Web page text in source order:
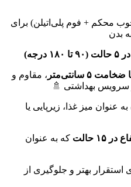
محکم + فوم پلی‌اتیلن) برای
بدن
، مقاوم و
بهداشتی 🚿
عنوان میز غذا، زیرپایی یا
حالت
که به عنوان
استقرار بهتر و جلوگیری از